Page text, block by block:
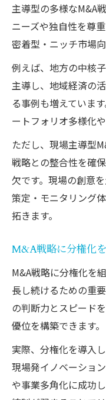
主導型の多様なM&A
ニーズや独自性を尊
密着型・ニッチ市場
例えば、地方の中核
主導し、地域経済の
る事例も増えていま
ートフォリオ多様化
ただし、現場主導型
戦略との整合性を確
欠です。現場の創意
策定・モニタリング
拓きます。
M&A戦略に分権化
M&A戦略に分権化を
長し続けるための重
の判断力とスピード
優位を構築できます。
実際、分権化を導入
現場発イノベーショ
や事業多角化に成功